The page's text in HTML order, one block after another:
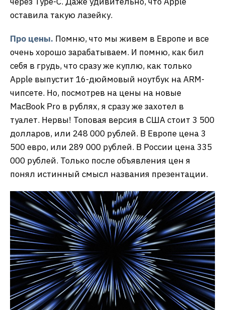
оставила такую лазейку.
Про цены. Помню, что мы живем в Европе и все
очень хорошо зарабатываем. И помню, как бил
себя в грудь, что сразу же куплю, как только
Apple выпустит 16-дюймовый ноутбук на ARM-
чипсете. Но, посмотрев на цены на новые
MacBook Pro в рублях, я сразу же захотел в
туалет. Нервы! Топовая версия в США стоит 3 500
долларов, или 248 000 рублей. В Европе цена 3
500 евро, или 289 000 рублей. В России цена 335
000 рублей. Только после объявления цен я
понял истинный смысл названия презентации.